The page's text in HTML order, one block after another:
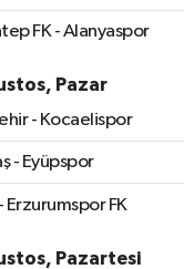
FK - Alanyaspor
Pazar
- Kocaelispor
- Eyüpspor
Erzurumspor FK
Pazartesi